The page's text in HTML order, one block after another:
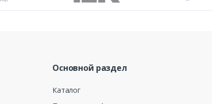
Основной раздел
Каталог